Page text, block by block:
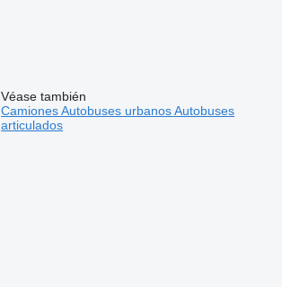
Véase también
CamionesAutobuses urbanosAutobuses
articulados